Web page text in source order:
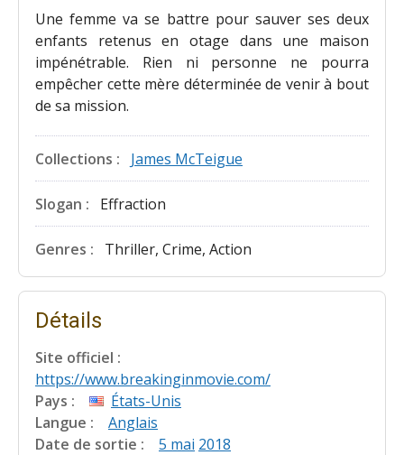
Une femme va se battre pour sauver ses deux
enfants retenus en otage dans une maison
impénétrable. Rien ni personne ne pourra
empêcher cette mère déterminée de venir à bout
de sa mission.
Collections : James McTeigue
Slogan : Effraction
Genres : Thriller, Crime, Action
Détails
Site officiel :
https://www.breakinginmovie.com/
Pays :
États-Unis
Langue :
Anglais
Date de sortie :
5 mai 2018